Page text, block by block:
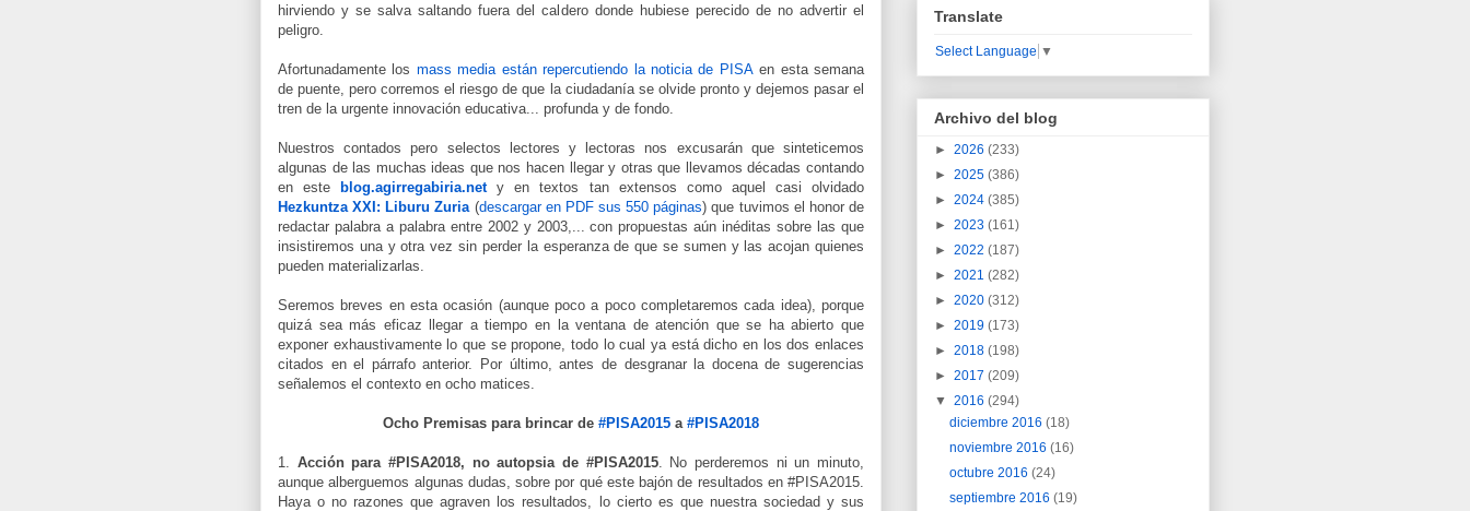
hirviendo y se salva saltando fuera del caldero donde hubiese perecido de no advertir el
peligro.
Afortunadamente los mass media están repercutiendo la noticia de PISAen esta semana
de puente, pero corremos el riesgo de que la ciudadanía se olvide pronto y dejemos pasar el
tren de la urgente innovación educativa... profunda y de fondo.
Nuestros contados pero selectos lectores y lectoras nos excusarán que sinteticemos
algunas de las muchas ideas que nos hacen llegar y otras que llevamos décadas contando
en este
blog.agirregabiria.nety en textos tan extensos como aquel casi olvidado
Hezkuntza XXI: Liburu Zuria (descargar en PDF sus 550 páginas) que tuvimos el honor de
redactar palabra a palabra entre 2002 y 2003,... con propuestas aún inéditas sobre las que
insistiremos una y otra vez sin perder la esperanza de que se sumen y las acojan quienes
pueden materializarlas.
Seremos breves en esta ocasión (aunque poco a poco completaremos cada idea), porque
quizá sea más eficaz llegar a tiempo en la ventana de atención que se ha abierto que
exponer exhaustivamente lo que se propone, todo lo cual ya está dicho en los dos enlaces
citados en el párrafo anterior. Por último, antes de desgranar la docena de sugerencias
señalemos el contexto en ocho matices.
Ocho Premisas para brincar de #PISA2015 a #PISA2018
1. Acción para #PISA2018, no autopsia de #PISA2015. No perderemos ni un minuto,
aunque alberguemos algunas dudas, sobre por qué este bajón de resultados en #PISA2015.
Haya o no razones que agraven los resultados, lo cierto es que nuestra sociedad y sus
Translate
Select Language ▼
Archivo del blog
► 2026 (233)
► 2025 (386)
► 2024 (385)
► 2023 (161)
► 2022 (187)
► 2021 (282)
► 2020 (312)
► 2019 (173)
► 2018 (198)
► 2017 (209)
▼ 2016 (294)
diciembre 2016(18)
noviembre 2016(16)
octubre 2016(24)
septiembre 2016(19)